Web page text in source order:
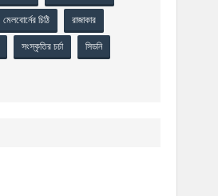
মেলবোর্নের চিঠি রাজাকার
সংস্কৃতির চর্চা সিডনি